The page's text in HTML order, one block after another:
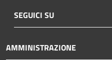
SEGUICI SU
AMMINISTRAZIONE